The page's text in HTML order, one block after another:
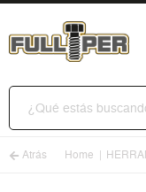
Atrás Home